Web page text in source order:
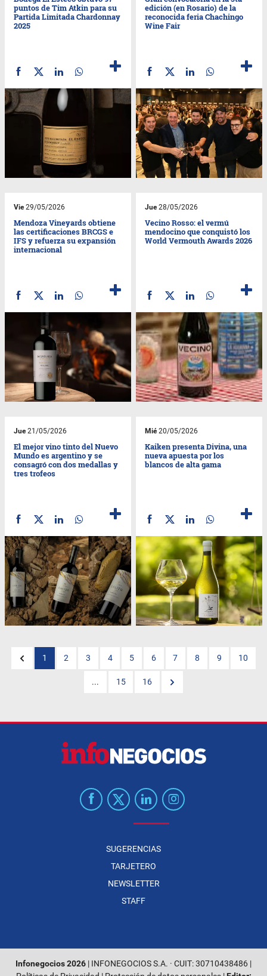
puntos de Tim Atkin para su
Partida Limitada Chardonnay
2025
edición (en Rosario) de la
reconocida feria Chachingo
Wine Fair
Vie29/05/2026
Mendoza Vineyards obtiene
las certificaciones BRCGS e
IFS y refuerza su expansión
internacional
Jue28/05/2026
Vecino Rosso: el vermú
mendocino que conquistó los
World Vermouth Awards 2026
Jue21/05/2026
El mejor vino tinto del Nuevo
Mundo es argentino y se
consagró con dos medallas y
tres trofeos
Mié20/05/2026
Kaiken presenta Divina, una
nueva apuesta por los
blancos de alta gama
1 2 3 4 5 6 7 8 9 10
... 15 16
SUGERENCIAS
TARJETERO
NEWSLETTER
STAFF
Infonegocios 2026 | INFONEGOCIOS S.A. · CUIT: 30710438486 |